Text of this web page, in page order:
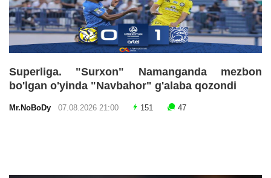
Superliga. "Surxon" Namanganda mezbon
bo'lgan o'yinda "Navbahor" g'alaba qozondi
Mr.NoBoDy 07.08.2026 21:00 151 47